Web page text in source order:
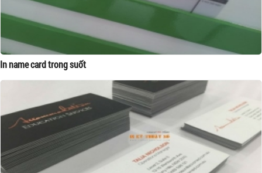
In name card trong suốt